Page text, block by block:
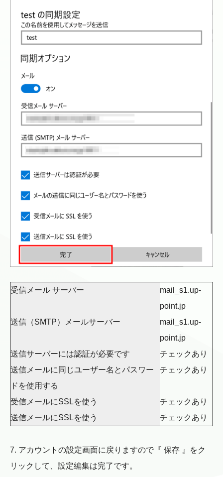
受信メール サーバー
mail_s1.up-
point.jp
送信（SMTP）メールサーバー
mail_s1.up-
point.jp
送信サーバーには認証が必要です
チェックあり
送信メールに同じユーザー名とパスワー
ドを使用する
チェックあり
受信メールにSSLを使う
チェックあり
送信メールにSSLを使う
チェックあり
7. アカウントの設定画面に戻りますので『 保存 』をク
リックして、設定編集は完了です。